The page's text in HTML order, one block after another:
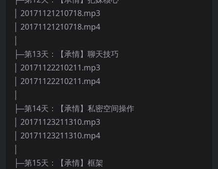
│ 20171121210718.mp3
│ 20171121210718.mp4
├─第13天：【承情】聊天技巧
│ 20171122210211.mp3
│ 20171122210211.mp4
├─第14天：【承情】私密空间操作
│ 20171123211310.mp3
│ 20171123211310.mp4
├─第15天：【承情】框架